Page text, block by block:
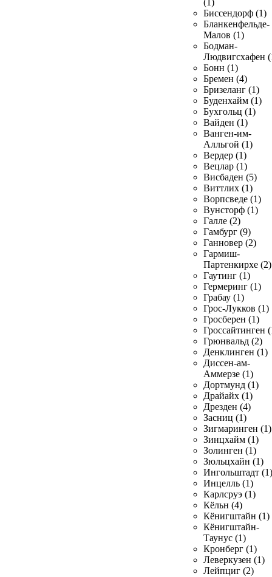
(1)
Биссендорф (1)
Бланкенфельде-
Малов (1)
Бодман-
Людвигсхафен
Бонн (1)
Бремен (4)
Бризеланг (1)
Буденхайм (1)
Бухгольц (1)
Вайден (1)
Ванген-им-
Алльгой (1)
Вердер (1)
Вецлар (1)
Висбаден (5)
Виттлих (1)
Ворпсведе (1)
Вунсторф (1)
Галле (2)
Гамбург (9)
Ганновер (2)
Гармиш-
Партенкирхе (2)
Гаутинг (1)
Гермеринг (1)
Грабау (1)
Грос-Лукков (1)
Гросберен (1)
Гроссайтинген
Грюнвальд (2)
Денклинген (1)
Диссен-ам-
Аммерзе (1)
Дортмунд (1)
Драйайх (1)
Дрезден (4)
Засниц (1)
Зигмаринген (1)
Зинцхайм (1)
Золинген (1)
Зюльцхайн (1)
Ингольштадт (1)
Инцелль (1)
Карлсруэ (1)
Кёльн (4)
Кёнигштайн (1)
Кёнигштайн-
Таунус (1)
Кронберг (1)
Леверкузен (1)
Лейпциг (2)